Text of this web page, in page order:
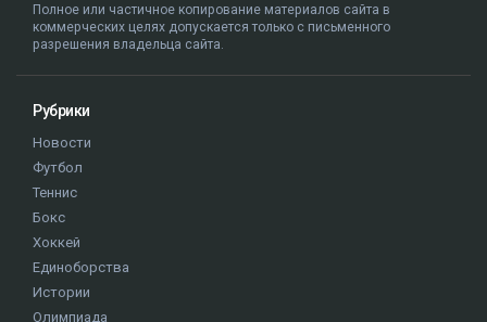
Полное или частичное копирование материалов сайта в
коммерческих целях допускается только с письменного
разрешения владельца сайта.
Рубрики
Новости
Футбол
Теннис
Бокс
Хоккей
Единоборства
Истории
Олимпиада